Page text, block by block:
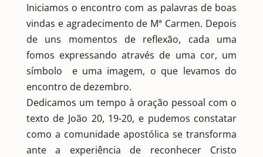
Iniciamos o encontro com as palavras de boas
vindas e agradecimento de Mª Carmen. Depois
de uns momentos de reflexão, cada uma
fomos expressando através de uma cor, um
símbolo e uma imagem, o que levamos do
encontro de dezembro.
Dedicamos um tempo à oração pessoal com o
texto de João 20, 19-20, e pudemos constatar
como a comunidade apostólica se transforma
ante a experiência de reconhecer Cristo